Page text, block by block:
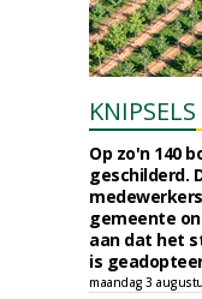
KNIPSELS
Op zo'n 140
geschilderd.
gemeente
aan dat het
is
maandag 3